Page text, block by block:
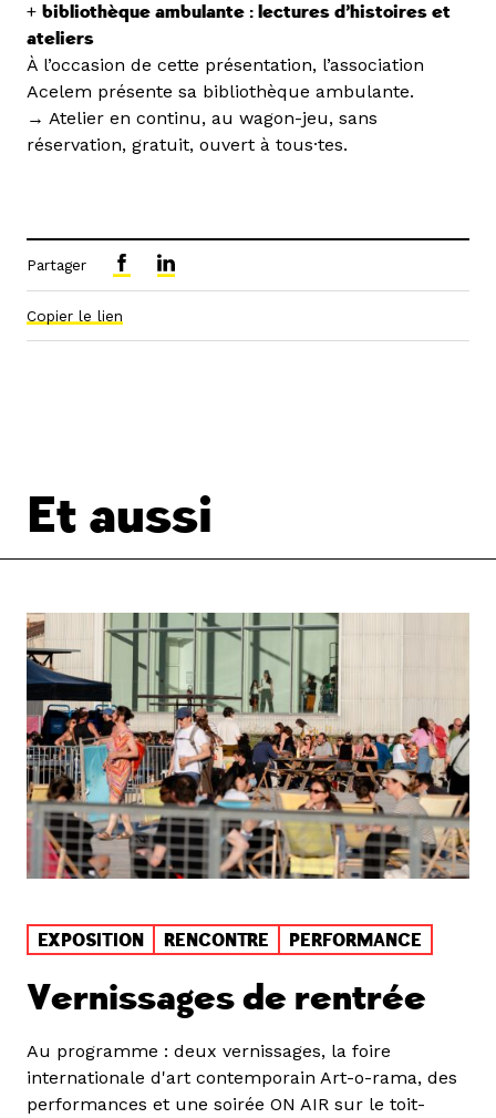
+ bibliothèque ambulante : lectures d’histoires et
ateliers
À l’occasion de cette présentation, l’association
Acelem présente sa bibliothèque ambulante.
→ Atelier en continu, au wagon-jeu, sans
réservation, gratuit, ouvert à tous·tes.
Partager
Copier le lien
Et aussi
EXPOSITION RENCONTRE PERFORMANCE
Vernissages de rentrée
Au programme : deux vernissages, la foire
internationale d'art contemporain Art-o-rama, des
performances et une soirée ON AIR sur le toit-